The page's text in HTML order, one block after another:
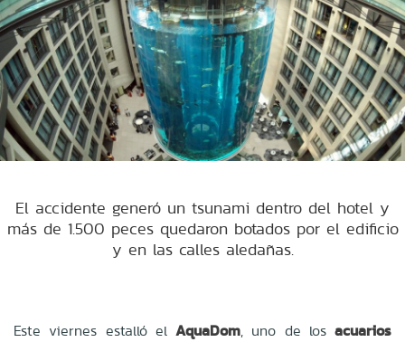
El accidente generó un tsunami dentro del hotel y
más de 1.500 peces quedaron botados por el edificio
y en las calles aledañas.
Este viernes estalló el AquaDom, uno de los acuarios